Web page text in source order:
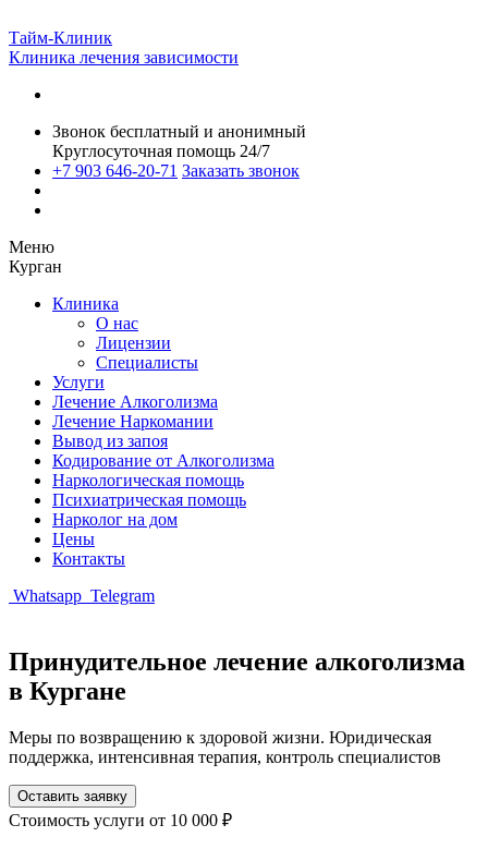
Тайм-Клиник
Клиника лечения зависимости
Звонок бесплатный и анонимный
Круглосуточная помощь 24/7
+7 903 646-20-71 Заказать звонок
Меню
Курган
Клиника
О нас
Лицензии
Специалисты
Услуги
Лечение Алкоголизма
Лечение Наркомании
Вывод из запоя
Кодирование от Алкоголизма
Наркологическая помощь
Психиатрическая помощь
Нарколог на дом
Цены
Контакты
Whatsapp Telegram
Принудительное лечение алкоголизма
в Кургане
Меры по возвращению к здоровой жизни. Юридическая
поддержка, интенсивная терапия, контроль специалистов
Оставить заявку
Стоимость услуги от 10 000 ₽